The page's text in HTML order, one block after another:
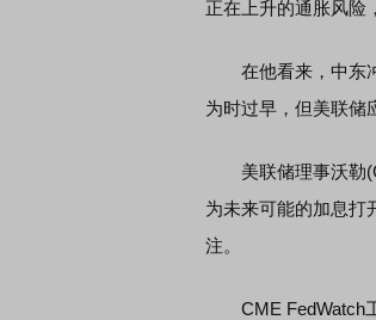
正在上升的通胀风险
在他看来，中东冲
为时过早，但美联储
美联储理事沃勒
为未来可能的加息打
注。
CME FedWatch工